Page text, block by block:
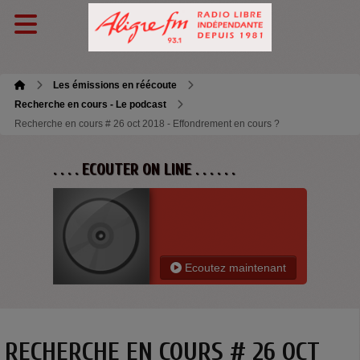
Les émissions en réécoute
Recherche en cours - Le podcast
Recherche en cours # 26 oct 2018 - Effondrement en cours ?
. . . . ECOUTER ON LINE . . . . . .
Ecoutez maintenant
RECHERCHE EN COURS # 26 OCT